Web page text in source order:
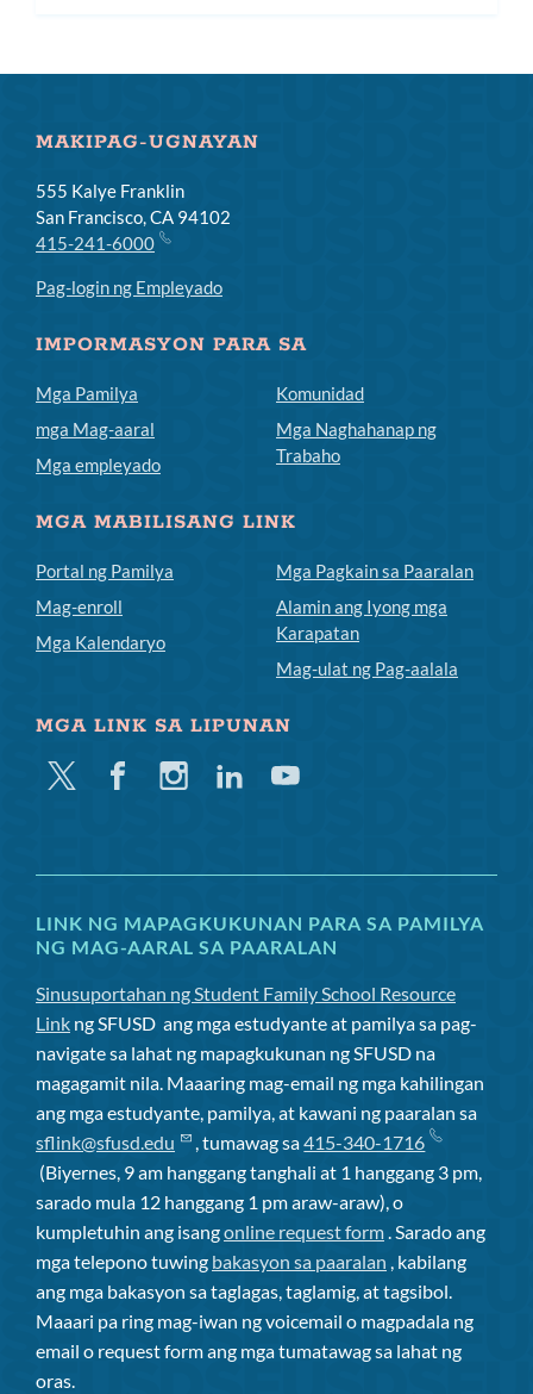
MAKIPAG-UGNAYAN
555 Kalye Franklin
San Francisco, CA 94102
415-241-6000
Pag-login ng Empleyado
IMPORMASYON PARA SA
Mga Pamilya
mga Mag-aaral
Mga empleyado
Komunidad
Mga Naghahanap ng
Trabaho
MGA MABILISANG LINK
Portal ng Pamilya
Mag-enroll
Mga Kalendaryo
Mga Pagkain sa Paaralan
Alamin ang Iyong mga
Karapatan
Mag-ulat ng Pag-aalala
MGA LINK SA LIPUNAN
Twitter FacebookInstagramLinkedinYoutube
LINK NG MAPAGKUKUNAN PARA SA PAMILYA
NG MAG-AARAL SA PAARALAN
Sinusuportahan ng Student Family School Resource
Link ng SFUSD ang mga estudyante at pamilya sa pag-
navigate sa lahat ng mapagkukunan ng SFUSD na
magagamit nila. Maaaring mag-email ng mga kahilingan
ang mga estudyante, pamilya, at kawani ng paaralan sa
sflink@sfusd.edu
, tumawag sa415-340-1716
(Biyernes, 9 am hanggang tanghali at 1 hanggang 3 pm,
sarado mula 12 hanggang 1 pm araw-araw), o
kumpletuhin ang isangonline request form. Sarado ang
mga telepono tuwing bakasyon sa paaralan , kabilang
ang mga bakasyon sa taglagas, taglamig, at tagsibol.
Maaari pa ring mag-iwan ng voicemail o magpadala ng
email o request form ang mga tumatawag sa lahat ng
oras.